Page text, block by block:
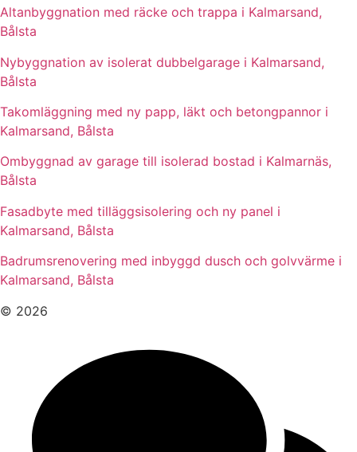
Altanbyggnation med räcke och trappa i Kalmarsand,
Bålsta
Nybyggnation av isolerat dubbelgarage i Kalmarsand,
Bålsta
Takomläggning med ny papp, läkt och betongpannor i
Kalmarsand, Bålsta
Ombyggnad av garage till isolerad bostad i Kalmarnäs,
Bålsta
Fasadbyte med tilläggsisolering och ny panel i
Kalmarsand, Bålsta
Badrumsrenovering med inbyggd dusch och golvvärme i
Kalmarsand, Bålsta
© 2026